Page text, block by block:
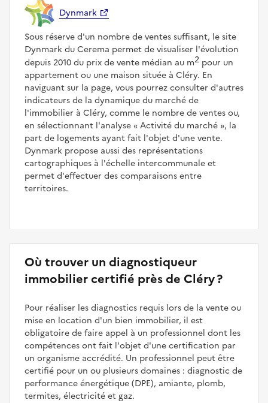
Dynmark
Sous réserve d'un nombre de ventes suffisant, le site
Dynmark du Cerema permet de visualiser l'évolution
depuis 2010 du prix de vente médian au m2 pour un
appartement ou une maison située à Cléry. En
naviguant sur la page, vous pourrez consulter d'autres
indicateurs de la dynamique du marché de
l'immobilier à Cléry, comme le nombre de ventes ou,
en sélectionnant l'analyse
Activité du marché , la
part de logements ayant fait l'objet d'une vente.
Dynmark propose aussi des représentations
cartographiques à l'échelle intercommunale et
permet d'effectuer des comparaisons entre
territoires.
Où trouver un diagnostiqueur
immobilier certifié près de Cléry ?
Pour réaliser les diagnostics requis lors de la vente ou
mise en location d'un bien immobilier, il est
obligatoire de faire appel à un professionnel dont les
compétences ont fait l'objet d'une certification par
un organisme accrédité. Un professionnel peut être
certifié pour un ou plusieurs domaines : diagnostic de
performance énergétique (DPE), amiante, plomb,
termites, électricité et gaz.